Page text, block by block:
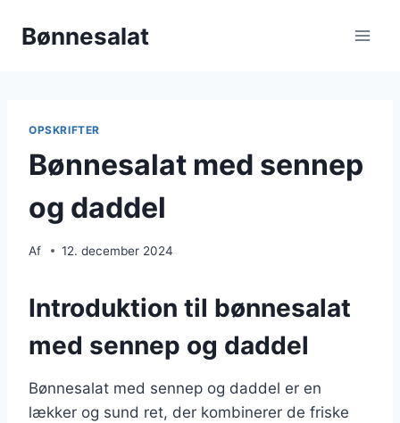
Bønnesalat
OPSKRIFTER
Bønnesalat med sennep
og daddel
Af 12. december 2024
Introduktion til bønnesalat
med sennep og daddel
Bønnesalat med sennep og daddel er en
lækker og sund ret, der kombinerer de friske